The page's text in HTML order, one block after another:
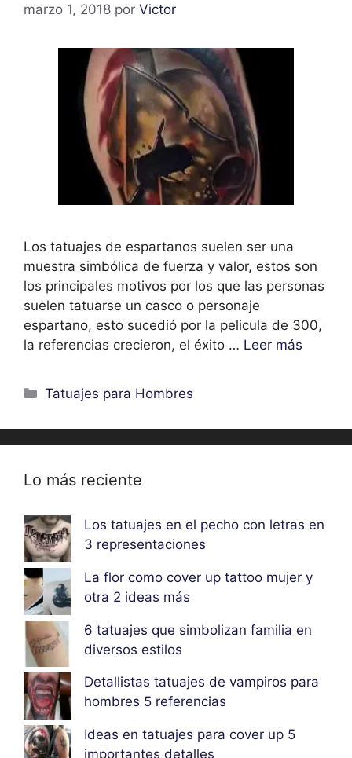
marzo 1, 2018 por Victor
Los tatuajes de espartanos suelen ser una
muestra simbólica de fuerza y valor, estos son
los principales motivos por los que las personas
suelen tatuarse un casco o personaje
espartano, esto sucedió por la pelicula de 300,
la referencias crecieron, el éxito … Leer más
Categorías
Tatuajes para Hombres
Lo más reciente
Los tatuajes en el pecho con letras en
3 representaciones
La flor como cover up tattoo mujer y
otra 2 ideas más
6 tatuajes que simbolizan familia en
diversos estilos
Detallistas tatuajes de vampiros para
hombres 5 referencias
Ideas en tatuajes para cover up 5
importantes detalles